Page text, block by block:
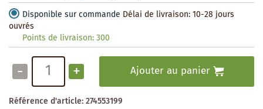
Disponible sur commande Délai de livraison: 10-28 jours
ouvrés
Points de livraison:300
- + Ajouter au panier
Référence d'article:274553199